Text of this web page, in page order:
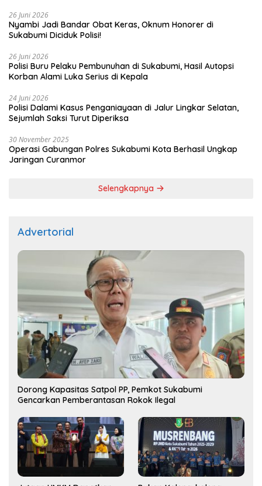
26 Juni 2026
Nyambi Jadi Bandar Obat Keras, Oknum Honorer di
Sukabumi Diciduk Polisi!
26 Juni 2026
Polisi Buru Pelaku Pembunuhan di Sukabumi, Hasil Autopsi
Korban Alami Luka Serius di Kepala
24 Juni 2026
Polisi Dalami Kasus Penganiayaan di Jalur Lingkar Selatan,
Sejumlah Saksi Turut Diperiksa
30 November 2025
Operasi Gabungan Polres Sukabumi Kota Berhasil Ungkap
Jaringan Curanmor
Selengkapnya
Advertorial
Dorong Kapasitas Satpol PP, Pemkot Sukabumi
Gencarkan Pemberantasan Rokok Ilegal